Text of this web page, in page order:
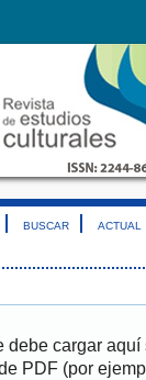
BUSCAR ACTUAL
cargar
PDF (por